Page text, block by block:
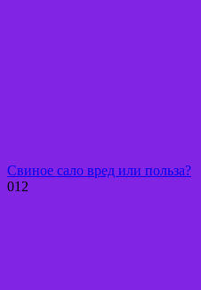
Свиное сало вред или польза?
012